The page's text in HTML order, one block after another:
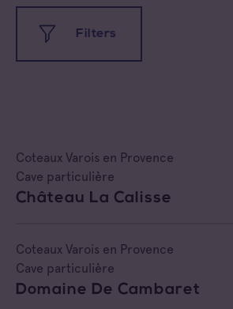
Filters
All appellations
Côtes de Provence
Côtes de Provence Fréjus
Côtes de Provence Notre Dame
All families
Cave coopérative
Cave particulière
Négoce vinificateur
Coteaux Varois en Provence
Cave particulière
Château La Calisse
Coteaux Varois en Provence
Cave particulière
Domaine De Cambaret